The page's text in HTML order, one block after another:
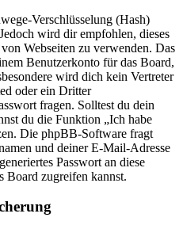
Verschlüsselung (Hash)
wird dir empfohlen, dieses
Webseiten zu verwenden. Das
Benutzerkonto für das Board,
wird dich kein Vertreter
oder ein Dritter
fragen. Solltest du dein
du die Funktion „Ich habe
Die phpBB-Software fragt
und deiner E-Mail-Adresse
Passwort an diese
Board zugreifen kannst.